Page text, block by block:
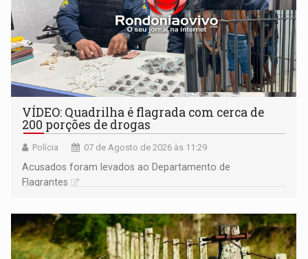
VÍDEO: Quadrilha é flagrada com cerca de
200 porções de drogas
Polícia 07 de Agosto de 2026 às 11:29
Acusados foram levados ao Departamento de
Flagrantes